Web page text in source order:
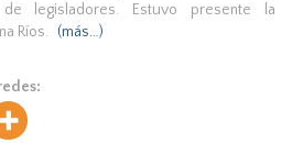
legisladores. Estuvo presente la
Ríos.
(más…)